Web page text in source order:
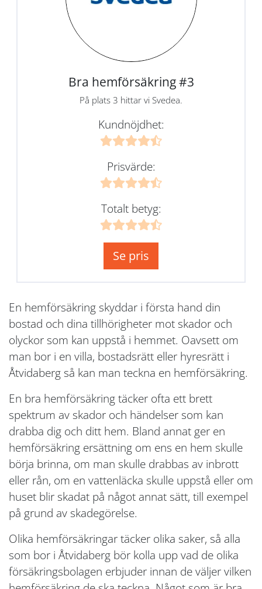
Bra hemförsäkring #3
På plats 3 hittar vi Svedea.
Kundnöjdhet:
Prisvärde:
Totalt betyg:
Se pris
En hemförsäkring skyddar i första hand din
bostad och dina tillhörigheter mot skador och
olyckor som kan uppstå i hemmet. Oavsett om
man bor i en villa, bostadsrätt eller hyresrätt i
Åtvidaberg så kan man teckna en hemförsäkring.
En bra hemförsäkring täcker ofta ett brett
spektrum av skador och händelser som kan
drabba dig och ditt hem. Bland annat ger en
hemförsäkring ersättning om ens en hem skulle
börja brinna, om man skulle drabbas av inbrott
eller rån, om en vattenläcka skulle uppstå eller om
huset blir skadat på något annat sätt, till exempel
på grund av skadegörelse.
Olika hemförsäkringar täcker olika saker, så alla
som bor i Åtvidaberg bör kolla upp vad de olika
försäkringsbolagen erbjuder innan de väljer vilken